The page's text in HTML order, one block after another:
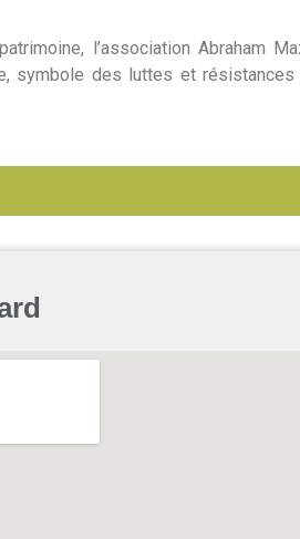
l’association Abraham
symbole des luttes et